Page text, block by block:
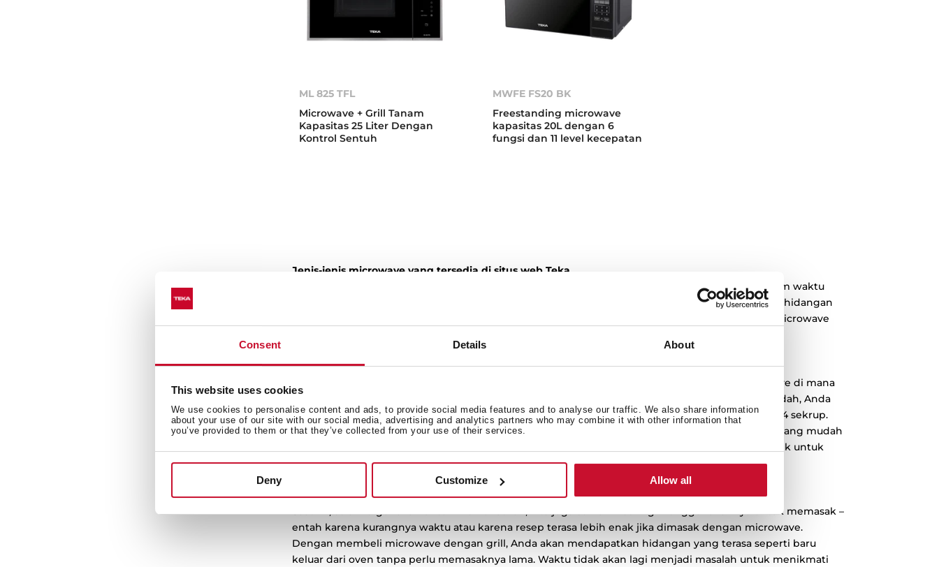
Consent Details About
This website uses cookies
We use cookies to personalise content and ads, to provide social media features and to analyse our traffic. We also share information
about your use of our site with our social media, advertising and analytics partners who may combine it with other information that
you’ve provided to them or that they’ve collected from your use of their services.
Deny Customize Allow all
ML 825 TFL
Microwave + Grill Tanam
Kapasitas 25 Liter Dengan
Kontrol Sentuh
MWFE FS20 BK
Freestanding microwave
kapasitas 20L dengan 6
fungsi dan 11 level kecepatan
Jenis-jenis microwave yang tersedia di situs web Teka
Microwave kami dirancang agar selain memanaskan, Anda juga dapat memasak resep lezat dalam waktu
singkat. Dengan microwave Teka baru Anda, Anda dapat dengan mudah dan cepat menyiapkan hidangan
sehat. Dalam rangkaian microwave Teka kami, Anda akan menemukan microwave built-in dan microwave
Microwave built-in dan freestanding dari Teka
Saat Anda membeli microwave built-in atau freestanding Teka, Anda dapat memasang microwave di mana
saja di dapur tanpa perlu khawatir tentang gaya. Dengan sistem Click Installation kami yang mudah, Anda
dapat menyiapkan microwave built-in Anda hanya dalam 5 menit dengan hanya menggunakan 4 sekrup.
Rangkaian microwave Teka terbaru dirancang agar lebih praktis dan intuitif dengan microwave yang mudah
dibersihkan. Saat Anda membeli microwave Teka built-in, Anda akan mendapatkan sekutu terbaik untuk
operasi sehari-hari di dapur Anda.
Microwave dengan Grill
Saat ini, selain digunakan untuk memanaskan, kita juga semakin sering menggunakannya untuk memasak –
entah karena kurangnya waktu atau karena resep terasa lebih enak jika dimasak dengan microwave.
Dengan membeli microwave dengan grill, Anda akan mendapatkan hidangan yang terasa seperti baru
keluar dari oven tanpa perlu memasaknya lama. Waktu tidak akan lagi menjadi masalah untuk menikmati